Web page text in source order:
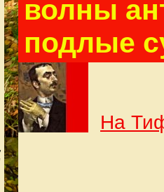
волны
подлые
На